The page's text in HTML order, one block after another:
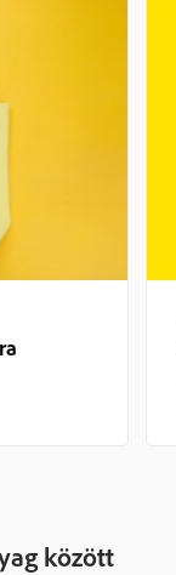
között